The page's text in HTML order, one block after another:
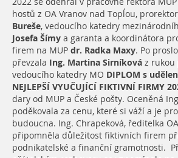
hostů z OA Vranov nad Topĺou,
Bureše, vedoucího katedry
Josefa Šímy a garanta a koordinátora
firem na MUP dr. Radka Maxy. Po
převzala Ing. Martina Sirníková z rukou
vedoucího katedry MO DIPLOM s
NEJLEPŠÍ VYUČUJÍCÍ FIKTIVNÍ FIRMY
dary od MUP a České pošty. Oceněná
poděkovala za cenu, které si váží a je
budoucna. Ing. Chrapeková, ředitelka
připomněla důležitost fiktivních firem
podnikatelské a finanční gramotnosti.